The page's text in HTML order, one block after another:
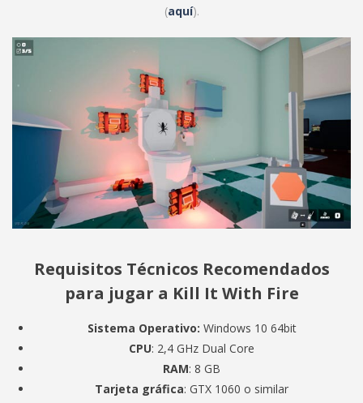
(aquí).
Requisitos Técnicos Recomendados
para jugar a Kill It With Fire
Sistema Operativo: Windows 10 64bit
CPU: 2,4 GHz Dual Core
RAM: 8 GB
Tarjeta gráfica: GTX 1060 o similar